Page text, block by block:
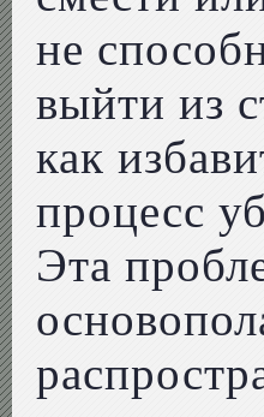
не
выйти из
как
процесс
Эта